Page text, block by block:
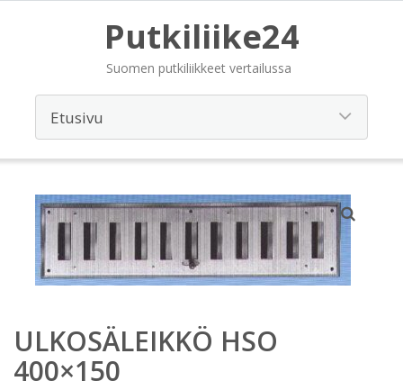
Putkiliike24
Suomen putkiliikkeet vertailussa
ULKOSÄLEIKKÖ HSO
400×150